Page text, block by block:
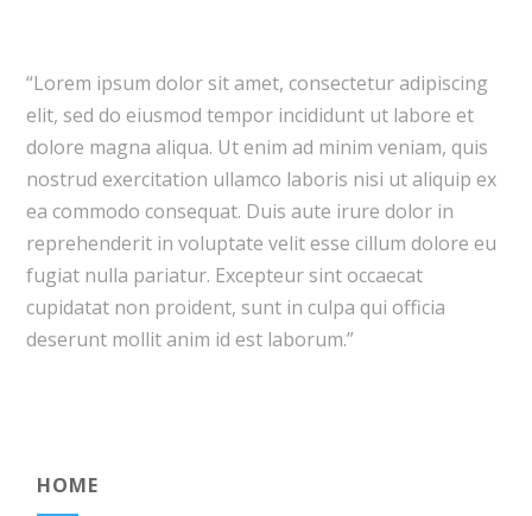
“Lorem ipsum dolor sit amet, consectetur adipiscing
elit, sed do eiusmod tempor incididunt ut labore et
dolore magna aliqua. Ut enim ad minim veniam, quis
nostrud exercitation ullamco laboris nisi ut aliquip ex
ea commodo consequat. Duis aute irure dolor in
reprehenderit in voluptate velit esse cillum dolore eu
fugiat nulla pariatur. Excepteur sint occaecat
cupidatat non proident, sunt in culpa qui officia
deserunt mollit anim id est laborum.”
HOME